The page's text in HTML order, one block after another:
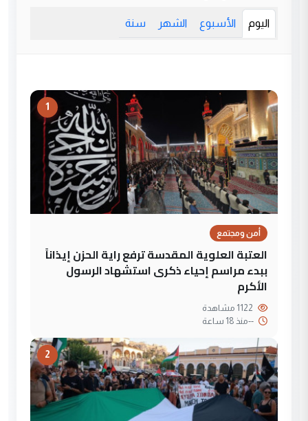
اليوم الأسبوع الشهر سنة
1
أمن ومجتمع
العتبة العلوية المقدسة ترفع راية الحزن إيذاناً
ببدء مراسم إحياء ذكرى استشهاد الرسول
الأكرم
--منذ 18 ساعة
2